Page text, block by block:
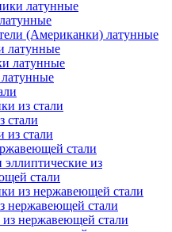
латунные
(Американки) латунные
латунные
латунные
из стали
стали
из стали
стали
эллиптические из
стали
из нержавеющей стали
нержавеющей стали
нержавеющей стали